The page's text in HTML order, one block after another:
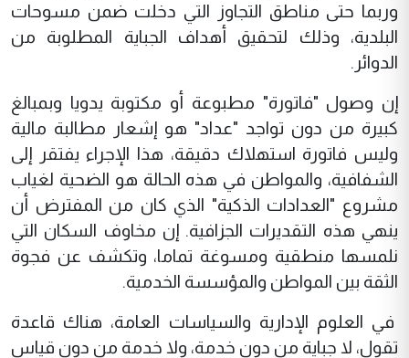
وربما حتى مناطق التجاوز التي دخلت ضمن مسوحات
البلدية، وذلك لتحقيق أهداف الجباية المطلوبة من
الدوائر.
إن وصول "فاتورة" مطبوعة أو مكتوبة يدويا وبمبالغ
كبيرة من دون تواجد "عداد" هو إشعار مطالبة مالية
وليس فاتورة استهلاك دقيقة، هذا الإجراء يفتقر إلى
الشفافية، والمواطن في هذه الحالة هو الضحية لغياب
مشروع "العدادات الذكية" الذي كان من المفترض أن
ينهي هذه التقديرات الجزافية. إن مخاوف السكان التي
نلمسها منطقية ومسوغة تماما، وتكشف عن فجوة
الثقة بين المواطن والمؤسسة الخدمية.
في العلوم الإدارية والسياسات العامة، هناك قاعدة
تقول، لا جباية من دون خدمة، ولا خدمة من دون قياس